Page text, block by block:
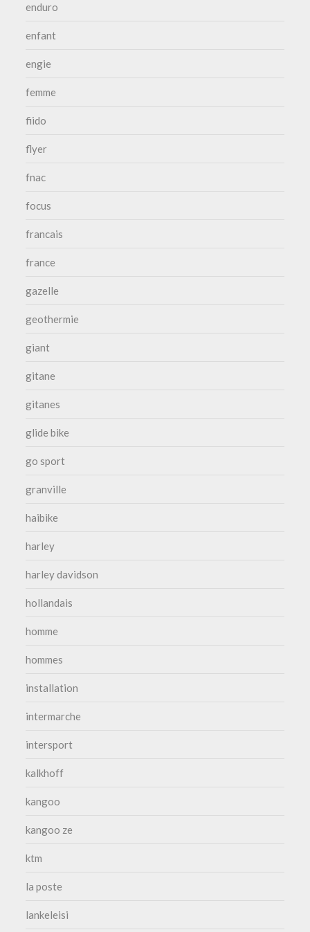
enduro
enfant
engie
femme
fiido
flyer
fnac
focus
francais
france
gazelle
geothermie
giant
gitane
gitanes
glide bike
go sport
granville
haibike
harley
harley davidson
hollandais
homme
hommes
installation
intermarche
intersport
kalkhoff
kangoo
kangoo ze
ktm
la poste
lankeleisi